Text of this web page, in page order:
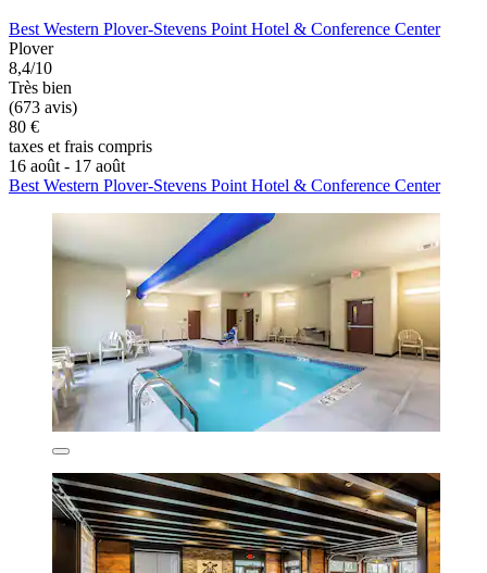
Best Western Plover-Stevens Point Hotel & Conference Center
Plover
8,4/10
Très bien
(673 avis)
80 €
taxes et frais compris
16 août - 17 août
Best Western Plover-Stevens Point Hotel & Conference Center